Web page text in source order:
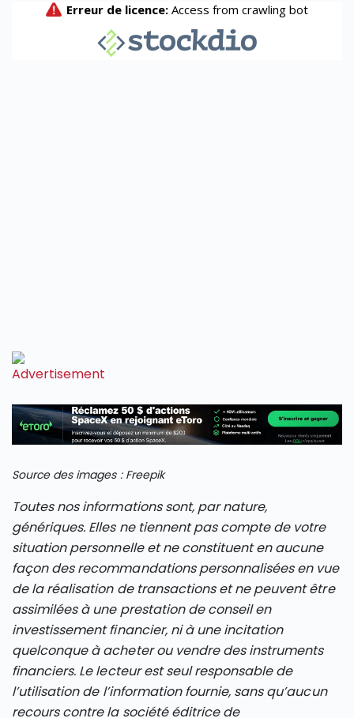
Source des images : Freepik
Toutes nos informations sont, par nature,
génériques. Elles ne tiennent pas compte de votre
situation personnelle et ne constituent en aucune
façon des recommandations personnalisées en vue
de la réalisation de transactions et ne peuvent être
assimilées à une prestation de conseil en
investissement financier, ni à une incitation
quelconque à acheter ou vendre des instruments
financiers. Le lecteur est seul responsable de
l’utilisation de l’information fournie, sans qu’aucun
recours contre la société éditrice de